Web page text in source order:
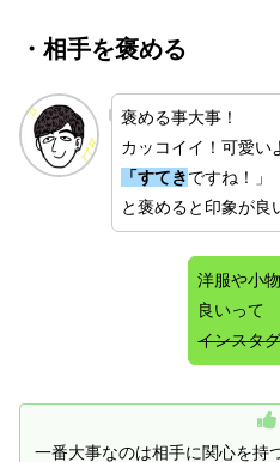
・相手を褒める
褒める事大事！
カッコイイ！可愛い
「すてきですね！」
と褒めると印象が良
洋服や小
良いって
インスタ
一番大事なのは相手に関心を持